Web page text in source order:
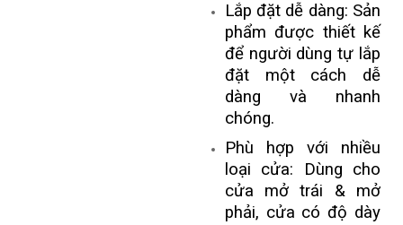
Lắp đặt dễ dàng: Sản
phẩm được thiết kế
để người dùng tự lắp
đặt một cách dễ
dàng và nhanh
chóng.
Phù hợp với nhiều
loại cửa: Dùng cho
cửa mở trái & mở
phải, cửa có độ dày